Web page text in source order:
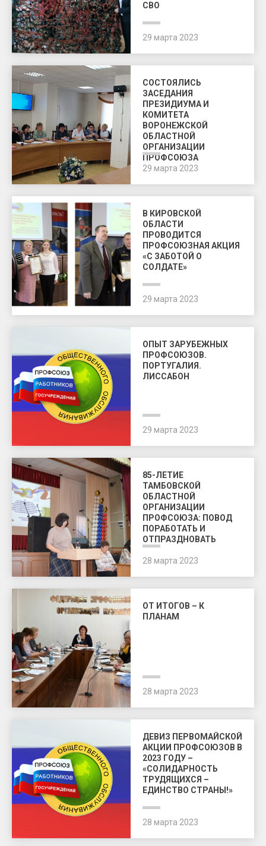
СВО
29 марта 2023
СОСТОЯЛИСЬ
ЗАСЕДАНИЯ
ПРЕЗИДИУМА И
КОМИТЕТА
ВОРОНЕЖСКОЙ
ОБЛАСТНОЙ
ОРГАНИЗАЦИИ
ПРОФСОЮЗА
29 марта 2023
В КИРОВСКОЙ
ОБЛАСТИ
ПРОВОДИТСЯ
ПРОФСОЮЗНАЯ АКЦИЯ
«С ЗАБОТОЙ О
СОЛДАТЕ»
29 марта 2023
ОПЫТ ЗАРУБЕЖНЫХ
ПРОФСОЮЗОВ.
ПОРТУГАЛИЯ.
ЛИССАБОН
29 марта 2023
85-ЛЕТИЕ
ТАМБОВСКОЙ
ОБЛАСТНОЙ
ОРГАНИЗАЦИИ
ПРОФСОЮЗА: ПОВОД
ПОРАБОТАТЬ И
ОТПРАЗДНОВАТЬ
28 марта 2023
ОТ ИТОГОВ – К
ПЛАНАМ
28 марта 2023
ДЕВИЗ ПЕРВОМАЙСКОЙ
АКЦИИ ПРОФСОЮЗОВ В
2023 ГОДУ –
«СОЛИДАРНОСТЬ
ТРУДЯЩИХСЯ –
ЕДИНСТВО СТРАНЫ!»
28 марта 2023